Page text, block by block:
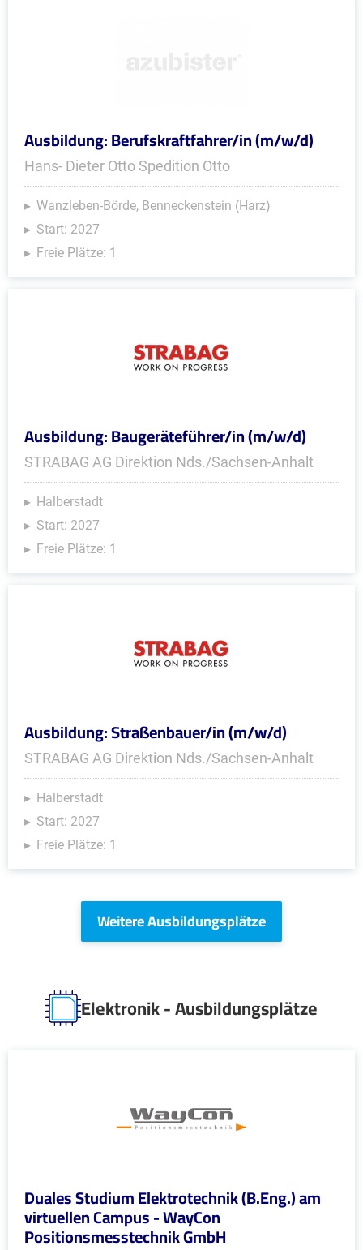
Ausbildung: Berufskraftfahrer/in (m/w/d)
Hans- Dieter Otto Spedition Otto
Wanzleben-Börde, Benneckenstein (Harz)
Start: 2027
Freie Plätze: 1
Ausbildung: Baugeräteführer/in (m/w/d)
STRABAG AG Direktion Nds./Sachsen-Anhalt
Halberstadt
Start: 2027
Freie Plätze: 1
Ausbildung: Straßenbauer/in (m/w/d)
STRABAG AG Direktion Nds./Sachsen-Anhalt
Halberstadt
Start: 2027
Freie Plätze: 1
Weitere Ausbildungsplätze
Elektronik - Ausbildungsplätze
Duales Studium Elektrotechnik (B.Eng.) am
virtuellen Campus - WayCon
Positionsmesstechnik GmbH